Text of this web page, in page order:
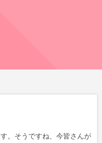
。そうですね、今皆さんが